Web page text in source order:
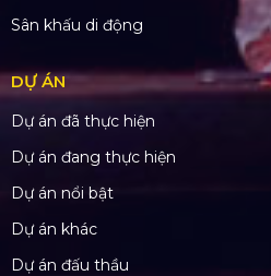
Sân khấu di động
DỰ ÁN
Dự án đã thực hiện
Dự án đang thực hiện
Dự án nổi bật
Dự án khác
Dự án đấu thầu